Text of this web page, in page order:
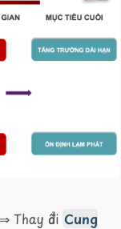
⇒ Thay đổi Cung